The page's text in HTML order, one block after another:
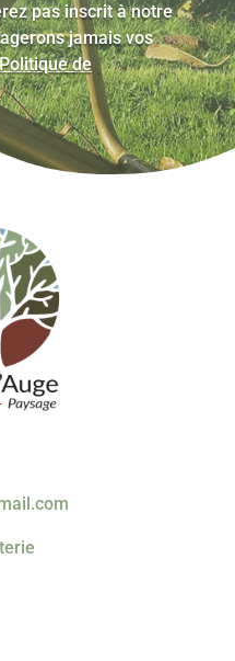
pas inscrit à notre
jamais vos
de